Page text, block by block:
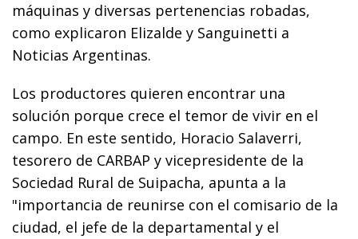
máquinas y diversas pertenencias robadas,
como explicaron Elizalde y Sanguinetti a
Noticias Argentinas.
Los productores quieren encontrar una
solución porque crece el temor de vivir en el
campo. En este sentido, Horacio Salaverri,
tesorero de CARBAP y vicepresidente de la
Sociedad Rural de Suipacha, apunta a la
"importancia de reunirse con el comisario de la
ciudad, el jefe de la departamental y el